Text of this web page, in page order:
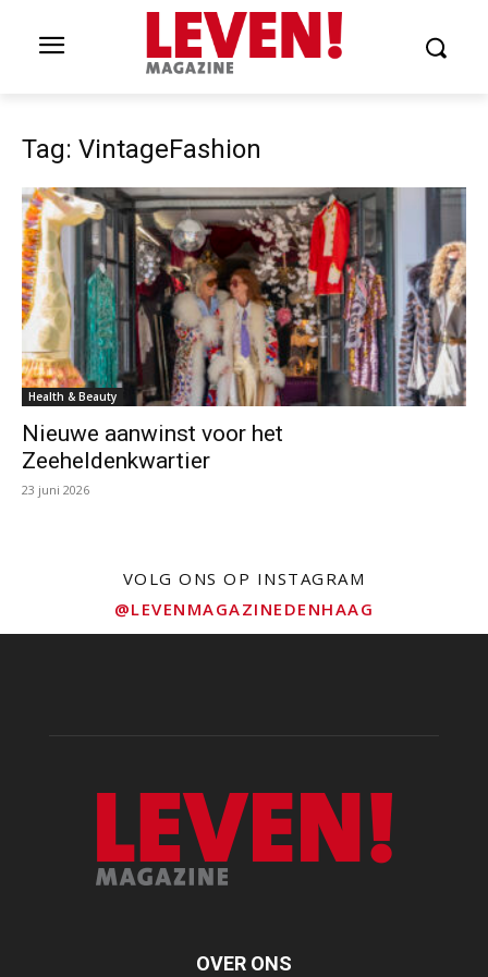
Tag: VintageFashion
Health & Beauty
Nieuwe aanwinst voor het
Zeeheldenkwartier
23 juni 2026
VOLG ONS OP INSTAGRAM
@LEVENMAGAZINEDENHAAG
OVER ONS